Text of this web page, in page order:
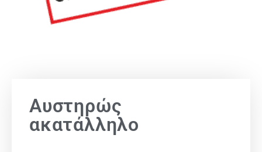
Αυστηρώς
ακατάλληλο